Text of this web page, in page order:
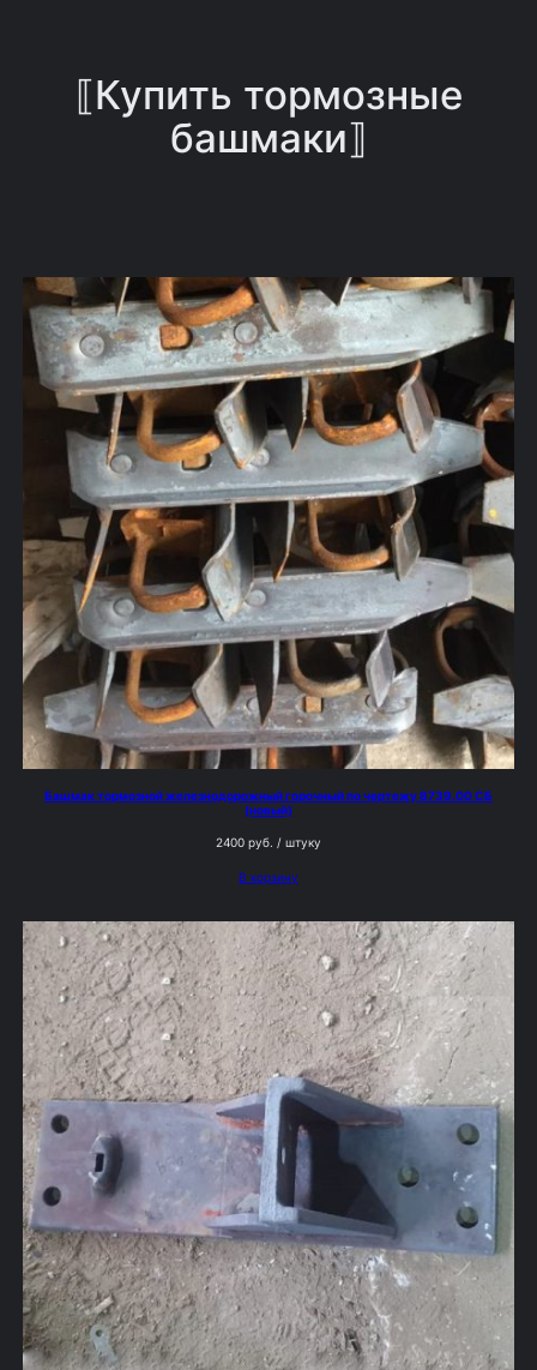
⟦Купить тормозные
башмаки⟧
Башмак тормозной железнодорожный горочный по чертежу 8739.00 СБ
(новый)
2400 руб. / штуку
В корзину